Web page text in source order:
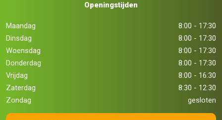
Openingstijden
Maandag
8:00 - 17:30
Dinsdag
8:00 - 17:30
Woensdag
8:00 - 17:30
Donderdag
8:00 - 17:30
Vrijdag
8:00 - 16:30
Zaterdag
8:30 - 12:30
Zondag
gesloten